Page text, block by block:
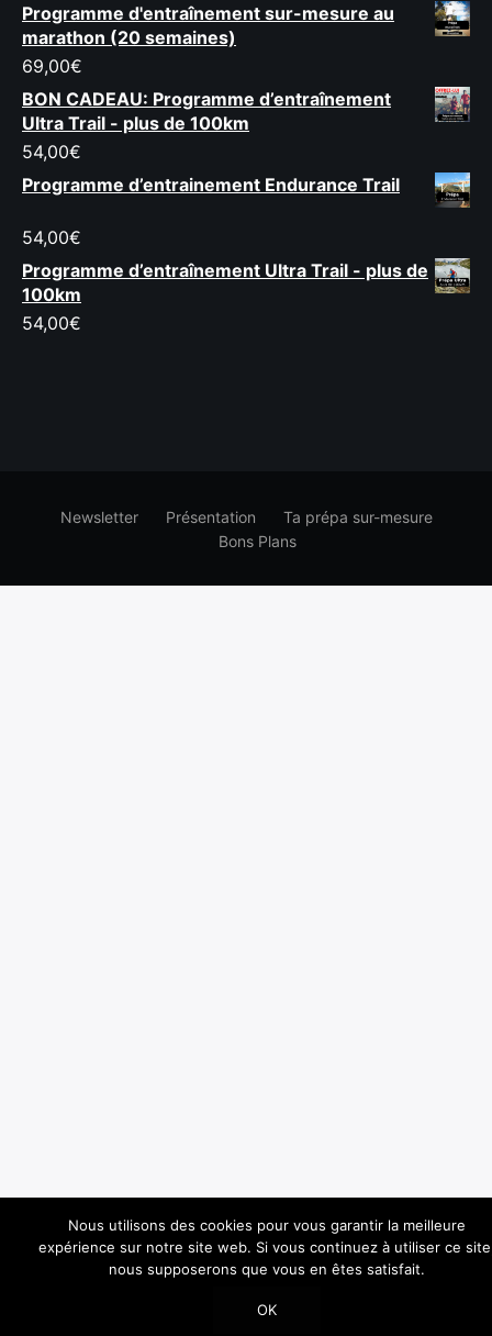
Programme d'entraînement sur-mesure au
marathon (20 semaines)
69,00€
BON CADEAU: Programme d’entraînement
Ultra Trail - plus de 100km
54,00€
Programme d’entrainement Endurance Trail
54,00€
Programme d’entraînement Ultra Trail - plus de
100km
54,00€
Newsletter Présentation
Ta prépa sur-mesure
Bons Plans
Nous utilisons des cookies pour vous garantir la meilleure
expérience sur notre site web. Si vous continuez à utiliser ce
nous supposerons que vous en êtes satisfait.
OK